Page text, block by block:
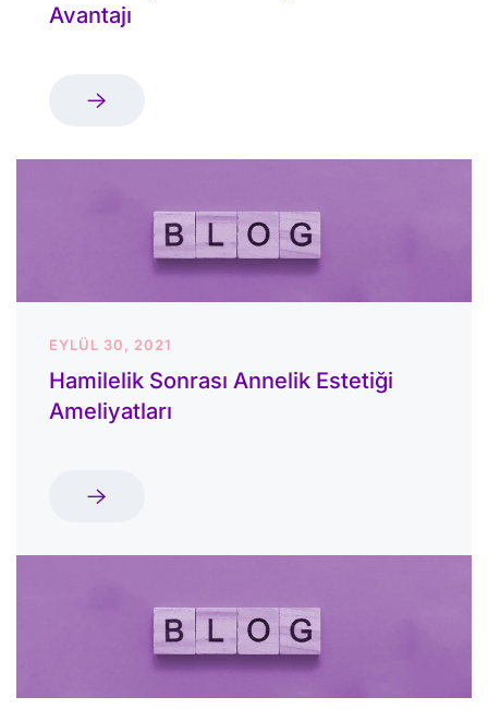
Avantajı
EYLÜL 30, 2021
Hamilelik Sonrası Annelik Estetiği
Ameliyatları